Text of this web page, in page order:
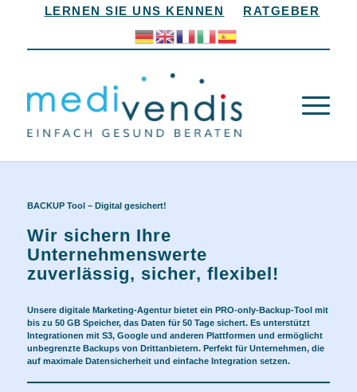
LERNEN SIE UNS KENNEN RATGEBER
BACKUP Tool – Digital gesichert!
Wir sichern Ihre
Unternehmenswerte
zuverlässig, sicher, flexibel!
Unsere digitale Marketing-Agentur bietet ein PRO-only-Backup-Tool mit
bis zu 50 GB Speicher, das Daten für 50 Tage sichert. Es unterstützt
Integrationen mit S3, Google und anderen Plattformen und ermöglicht
unbegrenzte Backups von Drittanbietern. Perfekt für Unternehmen, die
auf maximale Datensicherheit und einfache Integration setzen.